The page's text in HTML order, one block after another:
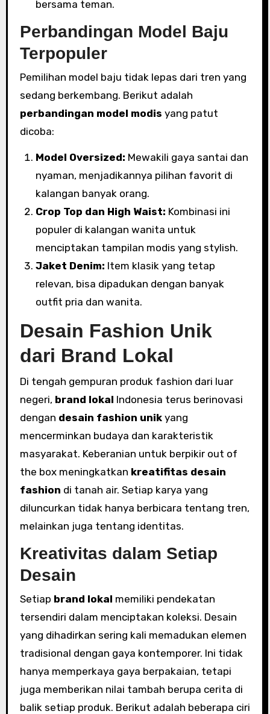
bersama teman.
Perbandingan Model Baju
Terpopuler
Pemilihan model baju tidak lepas dari tren yang
sedang berkembang. Berikut adalah
perbandingan model modis yang patut
dicoba:
Model Oversized: Mewakili gaya santai dan
nyaman, menjadikannya pilihan favorit di
kalangan banyak orang.
Crop Top dan High Waist: Kombinasi ini
populer di kalangan wanita untuk
menciptakan tampilan modis yang stylish.
Jaket Denim: Item klasik yang tetap
relevan, bisa dipadukan dengan banyak
outfit pria dan wanita.
Desain Fashion Unik
dari Brand Lokal
Di tengah gempuran produk fashion dari luar
negeri, brand lokal Indonesia terus berinovasi
dengan desain fashion unikyang
mencerminkan budaya dan karakteristik
masyarakat. Keberanian untuk berpikir out of
the box meningkatkan kreatifitas desain
fashion di tanah air. Setiap karya yang
diluncurkan tidak hanya berbicara tentang tren,
melainkan juga tentang identitas.
Kreativitas dalam Setiap
Desain
Setiap brand lokal memiliki pendekatan
tersendiri dalam menciptakan koleksi. Desain
yang dihadirkan sering kali memadukan elemen
tradisional dengan gaya kontemporer. Ini tidak
hanya memperkaya gaya berpakaian, tetapi
juga memberikan nilai tambah berupa cerita di
balik setiap produk. Berikut adalah beberapa ciri